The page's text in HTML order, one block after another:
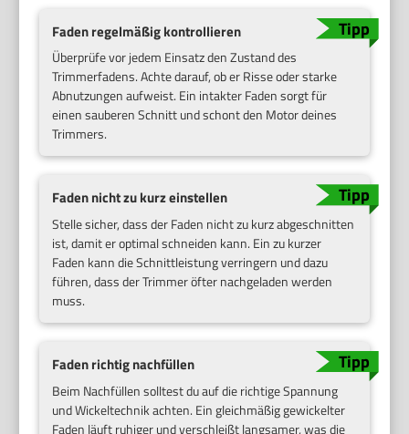
Faden regelmäßig kontrollieren
Überprüfe vor jedem Einsatz den Zustand des
Trimmerfadens. Achte darauf, ob er Risse oder starke
Abnutzungen aufweist. Ein intakter Faden sorgt für
einen sauberen Schnitt und schont den Motor deines
Trimmers.
Faden nicht zu kurz einstellen
Stelle sicher, dass der Faden nicht zu kurz abgeschnitten
ist, damit er optimal schneiden kann. Ein zu kurzer
Faden kann die Schnittleistung verringern und dazu
führen, dass der Trimmer öfter nachgeladen werden
muss.
Faden richtig nachfüllen
Beim Nachfüllen solltest du auf die richtige Spannung
und Wickeltechnik achten. Ein gleichmäßig gewickelter
Faden läuft ruhiger und verschleißt langsamer, was die